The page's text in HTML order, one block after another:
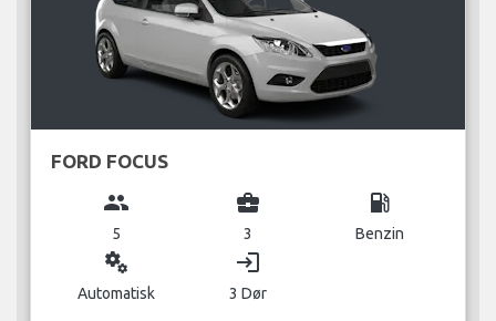
FORD FOCUS
group
5
business_center
3
local_gas_station
Benzin
miscellaneous_services
Automatisk
login
3 Dør